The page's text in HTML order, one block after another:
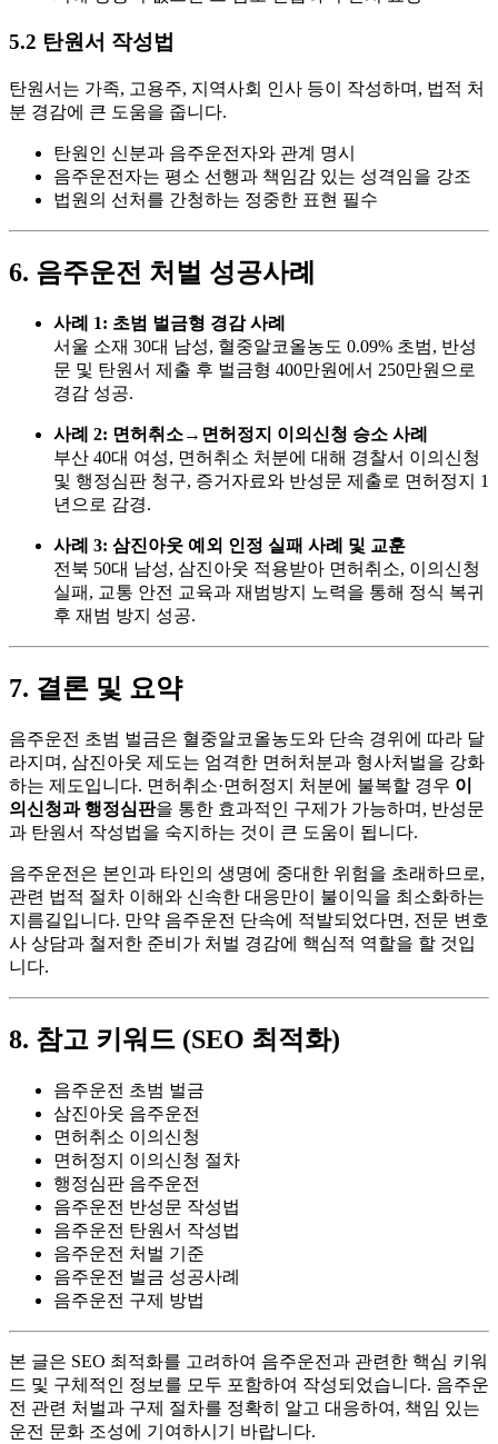
5.2 탄원서 작성법
탄원서는 가족, 고용주, 지역사회 인사 등이 작성하며, 법적 처
분 경감에 큰 도움을 줍니다.
탄원인 신분과 음주운전자와 관계 명시
음주운전자는 평소 선행과 책임감 있는 성격임을 강조
법원의 선처를 간청하는 정중한 표현 필수
6. 음주운전 처벌 성공사례
사례 1: 초범 벌금형 경감 사례
서울 소재 30대 남성, 혈중알코올농도 0.09% 초범, 반성
문 및 탄원서 제출 후 벌금형 400만원에서 250만원으로
경감 성공.
사례 2: 면허취소→면허정지 이의신청 승소 사례
부산 40대 여성, 면허취소 처분에 대해 경찰서 이의신청
및 행정심판 청구, 증거자료와 반성문 제출로 면허정지 1
년으로 감경.
사례 3: 삼진아웃 예외 인정 실패 사례 및 교훈
전북 50대 남성, 삼진아웃 적용받아 면허취소, 이의신청
실패, 교통 안전 교육과 재범방지 노력을 통해 정식 복귀
후 재범 방지 성공.
7. 결론 및 요약
음주운전 초범 벌금은 혈중알코올농도와 단속 경위에 따라 달
라지며, 삼진아웃 제도는 엄격한 면허처분과 형사처벌을 강화
하는 제도입니다. 면허취소·면허정지 처분에 불복할 경우 이
의신청과 행정심판을 통한 효과적인 구제가 가능하며, 반성문
과 탄원서 작성법을 숙지하는 것이 큰 도움이 됩니다.
음주운전은 본인과 타인의 생명에 중대한 위험을 초래하므로,
관련 법적 절차 이해와 신속한 대응만이 불이익을 최소화하는
지름길입니다. 만약 음주운전 단속에 적발되었다면, 전문 변호
사 상담과 철저한 준비가 처벌 경감에 핵심적 역할을 할 것입
니다.
8. 참고 키워드 (SEO 최적화)
음주운전 초범 벌금
삼진아웃 음주운전
면허취소 이의신청
면허정지 이의신청 절차
행정심판 음주운전
음주운전 반성문 작성법
음주운전 탄원서 작성법
음주운전 처벌 기준
음주운전 벌금 성공사례
음주운전 구제 방법
본 글은 SEO 최적화를 고려하여 음주운전과 관련한 핵심 키워
드 및 구체적인 정보를 모두 포함하여 작성되었습니다. 음주운
전 관련 처벌과 구제 절차를 정확히 알고 대응하여, 책임 있는
운전 문화 조성에 기여하시기 바랍니다.